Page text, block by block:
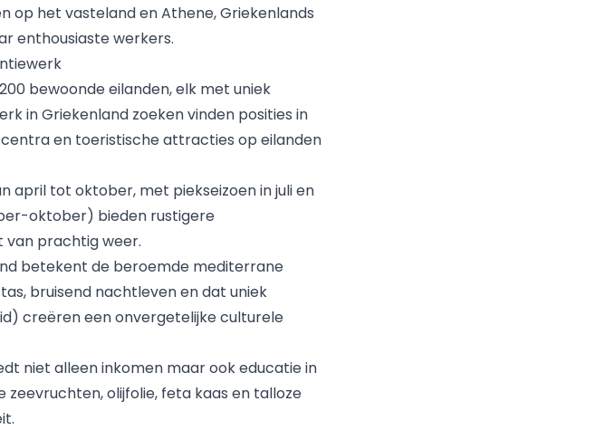
op het vasteland en Athene, Griekenlands
enthousiaste werkers.
bewoonde eilanden, elk met uniek
in Griekenland zoeken vinden posities in
en toeristische attracties op eilanden
april tot oktober, met piekseizoen in juli en
oktober) bieden rustigere
van prachtig weer.
betekent de beroemde mediterrane
bruisend nachtleven en dat uniek
creëren een onvergetelijke culturele
niet alleen inkomen maar ook educatie in
zeevruchten, olijfolie, feta kaas en talloze